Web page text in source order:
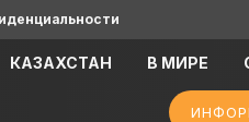
КАЗАХСТАН В МИРЕ